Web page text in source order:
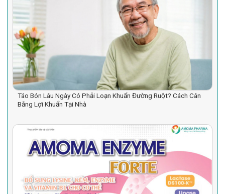
Táo Bón Lâu Ngày Có Phải Loạn Khuẩn Đường Ruột? Cách Cân
Bằng Lợi Khuẩn Tại Nhà